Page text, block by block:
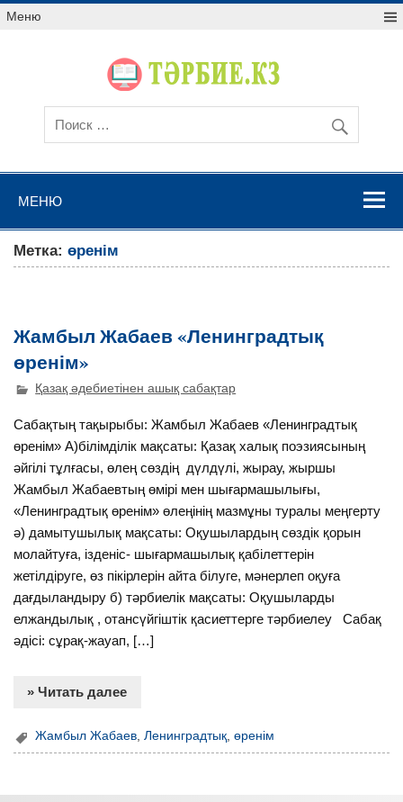
Меню
МЕНЮ
Метка:өренім
Жамбыл Жабаев «Ленинградтық
өренім»
Қазақ әдебиетінен ашық сабақтар
Сабақтың тақырыбы: Жамбыл Жабаев «Ленинградтық
өренім» А)білімділік мақсаты: Қазақ халық поэзиясының
әйгілі тұлғасы, өлең сөздің дүлдүлі, жырау, жыршы
Жамбыл Жабаевтың өмірі мен шығармашылығы,
«Ленинградтық өренім» өлеңінің мазмұны туралы меңгерту
ә) дамытушылық мақсаты: Оқушылардың сөздік қорын
молайтуға, ізденіс- шығармашылық қабілеттерін
жетілдіруге, өз пікірлерін айта білуге, мәнерлеп оқуға
дағдыландыру б) тәрбиелік мақсаты: Оқушыларды
елжандылық , отансүйгіштік қасиеттерге тәрбиелеу Сабақ
әдісі: сұрақ-жауап, […]
» Читать далее
Жамбыл Жабаев,Ленинградтық,өренім